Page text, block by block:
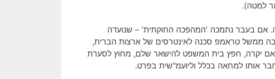
למטה).
אם בעבר נתמכה 'המהפכה החוקתית' – שנועדה
ממשל טראמפ סכנה לאינטרסים של ארצות הברית,
אם יקרה, חפץ בית המשפט להישאר שלם, מחוץ לסערת
אותו למחאה בכלל וליועמ"שית בפרט.